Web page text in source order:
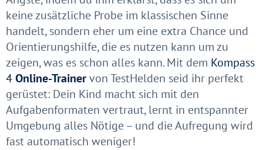
keine zusätzliche Probe im klassischen Sinne
handelt, sondern eher um eine extra Chance und
Orientierungshilfe, die es nutzen kann um zu
zeigen, was es schon alles kann. Mit dem Kompass
4Online-Trainervon TestHelden seid ihr perfekt
gerüstet: Dein Kind macht sich mit den
Aufgabenformaten vertraut, lernt in entspannter
Umgebung alles Nötige – und die Aufregung wird
fast automatisch weniger!